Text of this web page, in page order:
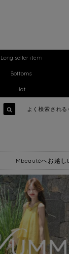
Long seller item
Bottoms
Hat
よく検索される
Mbeautéへお越し